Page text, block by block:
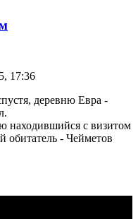
17:36
деревню Евра -
находившийся с визитом
обитатель - Чейметов